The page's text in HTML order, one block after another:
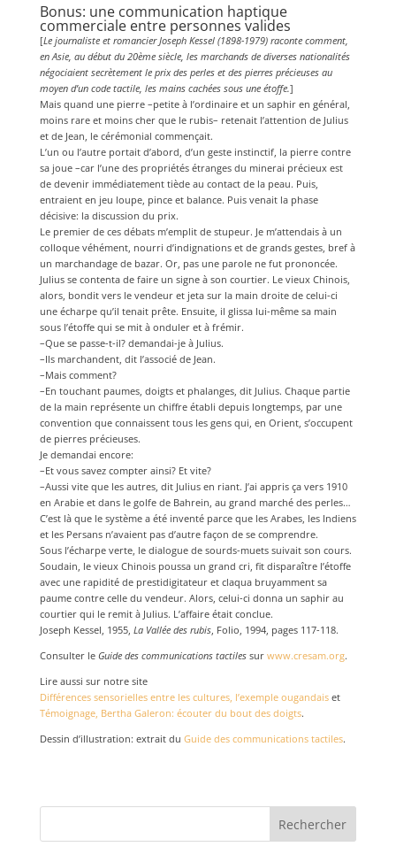
Bonus: une communication haptique
commerciale entre personnes valides
[Le journaliste et romancier Joseph Kessel (1898-1979) raconte comment,
en Asie, au début du 20ème siècle, les marchands de diverses nationalités
négociaient secrètement le prix des perles et des pierres précieuses au
moyen d’un code tactile, les mains cachées sous une étoffe.]
Mais quand une pierre –petite à l’ordinaire et un saphir en général,
moins rare et moins cher que le rubis– retenait l’attention de Julius
et de Jean, le cérémonial commençait.
L’un ou l’autre portait d’abord, d’un geste instinctif, la pierre contre
sa joue –car l’une des propriétés étranges du minerai précieux est
de devenir immédiatement tiède au contact de la peau. Puis,
entraient en jeu loupe, pince et balance. Puis venait la phase
décisive: la discussion du prix.
Le premier de ces débats m’emplit de stupeur. Je m’attendais à un
colloque véhément, nourri d’indignations et de grands gestes, bref à
un marchandage de bazar. Or, pas une parole ne fut prononcée.
Julius se contenta de faire un signe à son courtier. Le vieux Chinois,
alors, bondit vers le vendeur et jeta sur la main droite de celui-ci
une écharpe qu’il tenait prête. Ensuite, il glissa lui-même sa main
sous l’étoffe qui se mit à onduler et à frémir.
–Que se passe-t-il? demandai-je à Julius.
–Ils marchandent, dit l’associé de Jean.
–Mais comment?
–En touchant paumes, doigts et phalanges, dit Julius. Chaque partie
de la main représente un chiffre établi depuis longtemps, par une
convention que connaissent tous les gens qui, en Orient, s’occupent
de pierres précieuses.
Je demandai encore:
–Et vous savez compter ainsi? Et vite?
–Aussi vite que les autres, dit Julius en riant. J’ai appris ça vers 1910
en Arabie et dans le golfe de Bahrein, au grand marché des perles…
C’est là que le système a été inventé parce que les Arabes, les Indiens
et les Persans n’avaient pas d’autre façon de se comprendre.
Sous l’écharpe verte, le dialogue de sourds-muets suivait son cours.
Soudain, le vieux Chinois poussa un grand cri, fit disparaître l’étoffe
avec une rapidité de prestidigitateur et claqua bruyamment sa
paume contre celle du vendeur. Alors, celui-ci donna un saphir au
courtier qui le remit à Julius. L’affaire était conclue.
Joseph Kessel, 1955, La Vallée des rubis, Folio, 1994, pages 117-118.
Consulter le Guide des communications tactilessur www.cresam.org.
Lire aussi sur notre site
Différences sensorielles entre les cultures, l’exemple ougandaiset
Témoignage, Bertha Galeron: écouter du bout des doigts.
Dessin d’illustration: extrait du Guide des communications tactiles.